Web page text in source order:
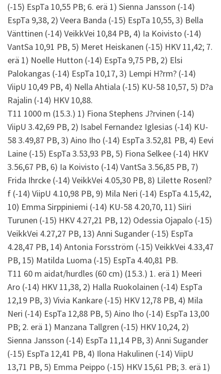
(-15) EspTa 10,55 PB; 6. erä 1) Sienna Jansson (-14)
EspTa 9,38, 2) Veera Banda (-15) EspTa 10,55, 3) Bella
Vänttinen (-14) VeikkVei 10,84 PB, 4) Ia Koivisto (-14)
VantSa 10,91 PB, 5) Meret Heiskanen (-15) HKV 11,42; 7.
erä 1) Noelle Hutton (-14) EspTa 9,75 PB, 2) Elsi
Palokangas (-14) EspTa 10,17, 3) Lempi H?rm? (-14)
ViipU 10,49 PB, 4) Nella Ahtiala (-15) KU-58 10,57, 5) D?a
Rajalin (-14) HKV 10,88.
T11 1000 m (15.3.) 1) Fiona Stephens J?rvinen (-14)
ViipU 3.42,69 PB, 2) Isabel Fernandez Iglesias (-14) KU-
58 3.49,87 PB, 3) Aino Iho (-14) EspTa 3.52,81 PB, 4) Eevi
Laine (-15) EspTa 3.53,93 PB, 5) Fiona Selkee (-14) HKV
3.56,67 PB, 6) Ia Koivisto (-14) VantSa 3.56,85 PB, 7)
Frida Ihrcke (-14) VeikkVei 4.05,30 PB, 8) Lilette Rosenl?
f (-14) ViipU 4.10,98 PB, 9) Mila Neri (-14) EspTa 4.15,42,
10) Emma Sirppiniemi (-14) KU-58 4.20,70, 11) Siiri
Turunen (-15) HKV 4.27,21 PB, 12) Odessia Ojapalo (-15)
VeikkVei 4.27,27 PB, 13) Anni Sugander (-15) EspTa
4.28,47 PB, 14) Antonia Forsström (-15) VeikkVei 4.33,47
PB, 15) Matilda Luoma (-15) EspTa 4.40,81 PB.
T11 60 m aidat/hurdles (60 cm) (15.3.) 1. erä 1) Meeri
Aro (-14) HKV 11,38, 2) Halla Ruokolainen (-14) EspTa
12,19 PB, 3) Vivia Kankare (-15) HKV 12,78 PB, 4) Mila
Neri (-14) EspTa 12,88 PB, 5) Aino Iho (-14) EspTa 13,00
PB; 2. erä 1) Manzana Tallgren (-15) HKV 10,24, 2)
Sienna Jansson (-14) EspTa 11,14 PB, 3) Anni Sugander
(-15) EspTa 12,41 PB, 4) Ilona Hakulinen (-14) ViipU
13,71 PB, 5) Emma Peippo (-15) HKV 15,61 PB; 3. erä 1)